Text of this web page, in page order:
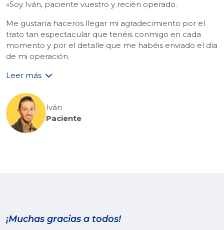
«Soy Iván, paciente vuestro y recién operado.
Me gustaría haceros llegar mi agradecimiento por el
trato tan espectacular que tenéis conmigo en cada
momento y por el detalle que me habéis enviado el día
de mi operación.
Leer más
Iván
Paciente
¡Muchas gracias a todos!